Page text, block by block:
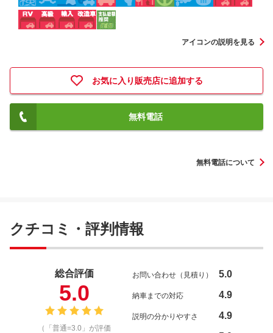
アイコンの説明を見る
お気に入り販売店に追加する
無料電話
無料電話について
クチコミ・評判情報
総合評価
5.0
（「普通=3.0」が評価
お問い合わせ（見積り） 5.0
納車までの対応 4.9
説明の分かりやすさ
4.9